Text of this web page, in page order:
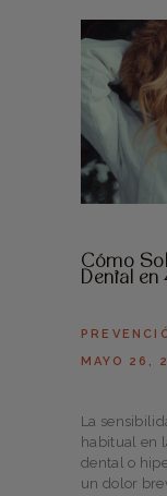
Cómo
Dental en
MAYO 26,
La
habitual en
dental o
un dolor